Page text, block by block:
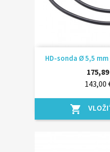
HD-sonda Ø 5,5 mm
143,00
shopping_cart